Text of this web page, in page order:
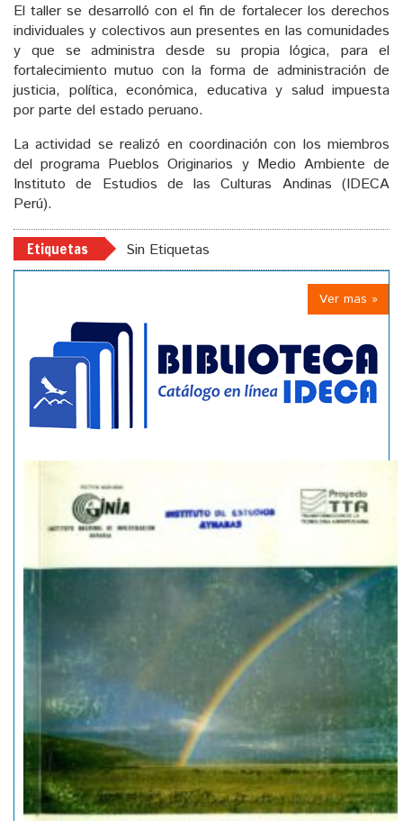
El taller se desarrolló con el fin de fortalecer los derechos
individuales y colectivos aun presentes en las comunidades
y que se administra desde su propia lógica, para el
fortalecimiento mutuo con la forma de administración de
justicia, política, económica, educativa y salud impuesta
por parte del estado peruano.
La actividad se realizó en coordinación con los miembros
del programa Pueblos Originarios y Medio Ambiente de
Instituto de Estudios de las Culturas Andinas (IDECA
Perú).
Etiquetas Sin Etiquetas
Ver mas »